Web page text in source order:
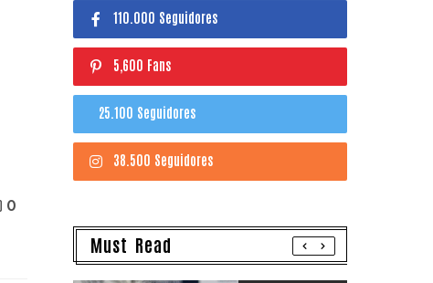
0
110.000 Seguidores
5,600 Fans
25.100 Seguidores
38.500 Seguidores
Must Read